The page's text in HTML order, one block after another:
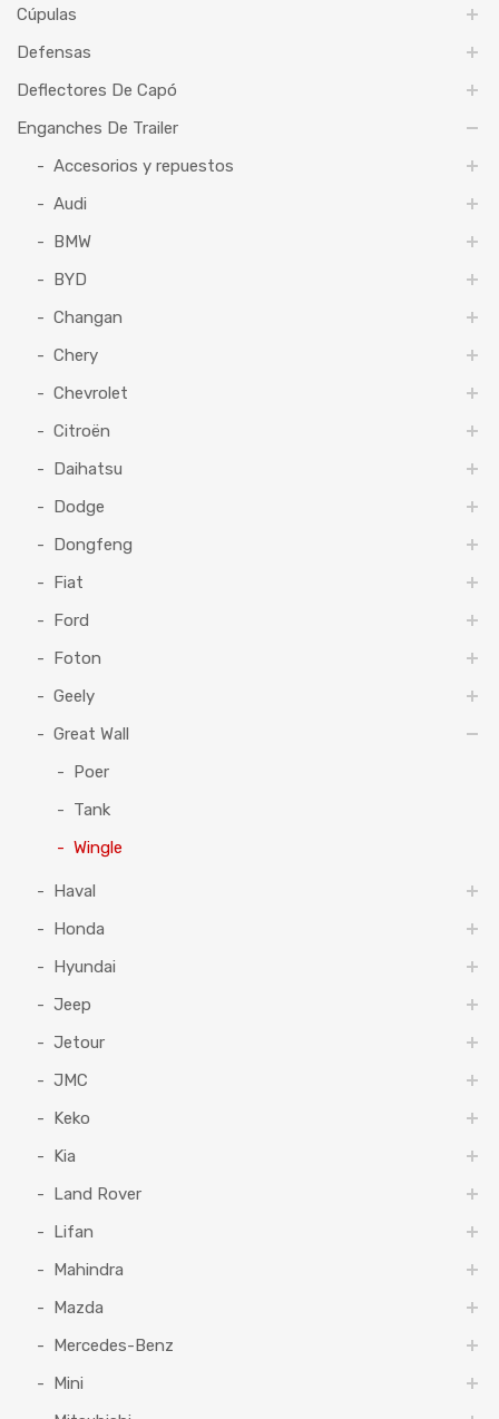
Cúpulas
Defensas
Deflectores De Capó
Enganches De Trailer
Accesorios y repuestos
Audi
BMW
BYD
Changan
Chery
Chevrolet
Citroën
Daihatsu
Dodge
Dongfeng
Fiat
Ford
Foton
Geely
Great Wall
Poer
Tank
Wingle
Haval
Honda
Hyundai
Jeep
Jetour
JMC
Keko
Kia
Land Rover
Lifan
Mahindra
Mazda
Mercedes-Benz
Mini